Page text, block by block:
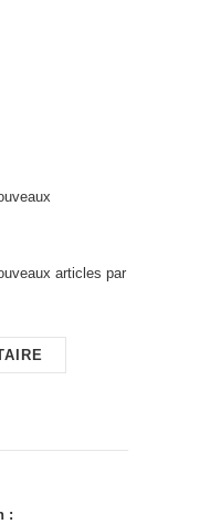
articles par
: